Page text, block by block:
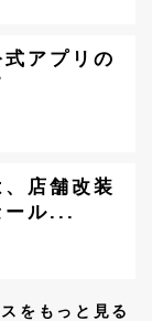
アプリの
店舗改装
ール...
をもっと見る